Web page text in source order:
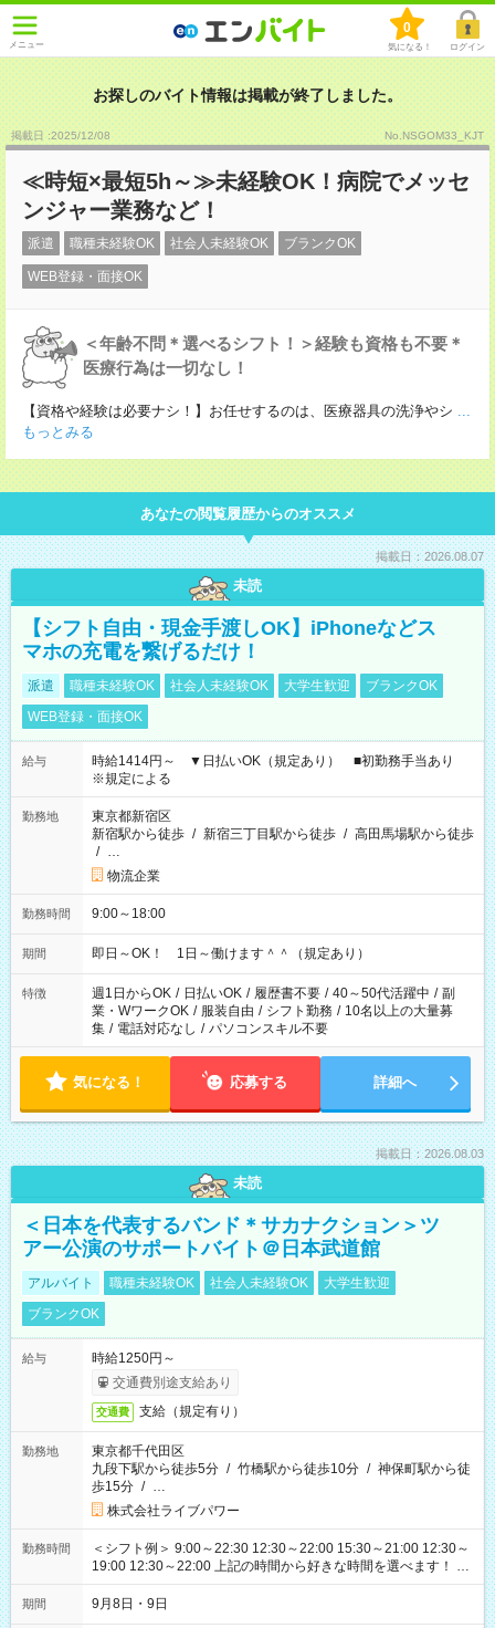
メニュー
0
気になる！ ログイン
お探しのバイト情報は掲載が終了しました。
掲載日 :2025/12/08 No.NSGOM33_KJT
≪時短×最短5h～≫未経験OK！病院でメッセ
ンジャー業務など！
派遣 職種未経験OK 社会人未経験OK ブランクOK
WEB登録・面接OK
＜年齢不問＊選べるシフト！＞経験も資格も不要＊
医療行為は一切なし！
【資格や経験は必要ナシ！】お任せするのは、医療器具の洗浄やシ ...
もっとみる
あなたの閲覧履歴からのオススメ
掲載日：2026.08.07
未読
【シフト自由・現金手渡しOK】iPhoneなどス
マホの充電を繋げるだけ！
派遣 職種未経験OK 社会人未経験OK 大学生歓迎
ブランクOK
WEB登録・面接OK
給与
時給1414円～ ▼日払いOK（規定あり） ■初勤務手当あり
※規定による
勤務地
東京都新宿区
新宿駅から徒歩 / 新宿三丁目駅から徒歩 / 高田馬場駅から徒歩
/ …
物流企業
勤務時間 9:00～18:00
期間 即日～OK！ 1日～働けます＾＾（規定あり）
特徴 週1日からOK / 日払いOK / 履歴書不要 / 40～50代活躍中 / 副
業・WワークOK / 服装自由 / シフト勤務 / 10名以上の大量募
集 / 電話対応なし / パソコンスキル不要
気になる！ 応募する 詳細へ
掲載日：2026.08.03
未読
＜日本を代表するバンド＊サカナクション＞ツ
アー公演のサポートバイト＠日本武道館
アルバイト 職種未経験OK 社会人未経験OK
大学生歓迎
ブランクOK
給与
時給1250円～
交通費別途支給あり
交通費 支給（規定有り）
勤務地
東京都千代田区
九段下駅から徒歩5分 / 竹橋駅から徒歩10分 / 神保町駅から徒
歩15分 / …
株式会社ライブパワー
勤務時間
＜シフト例＞ 9:00～22:30 12:30～22:00 15:30～21:00 12:30～
19:00 12:30～22:00 上記の時間から好きな時間を選べます！ ※
時間は変更となる可能性があります
期間 9月8日・9日